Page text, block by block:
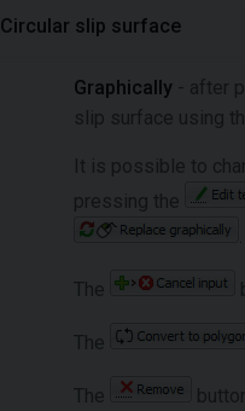
Circular slip surface
Graphically - after
slip surface using
It is possible to
pressing the
The
The
The